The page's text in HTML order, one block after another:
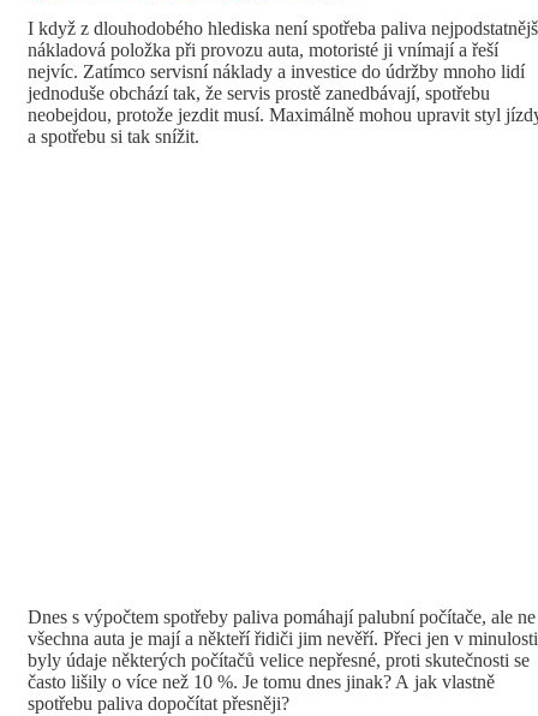
I když z dlouhodobého hlediska není spotřeba paliva
nákladová položka při provozu auta, motoristé ji vnímají a řeší
nejvíc. Zatímco servisní náklady a investice do údržby mnoho lidí
jednoduše obchází tak, že servis prostě zanedbávají, spotřebu
neobejdou, protože jezdit musí. Maximálně mohou upravit styl
a spotřebu si tak snížit.
Dnes s výpočtem spotřeby paliva pomáhají palubní počítače, ale ne
všechna auta je mají a někteří řidiči jim nevěří. Přeci jen v minulosti
byly údaje některých počítačů velice nepřesné, proti skutečnosti se
často lišily o více než 10 %. Je tomu dnes jinak? A jak vlastně
spotřebu paliva dopočítat přesněji?